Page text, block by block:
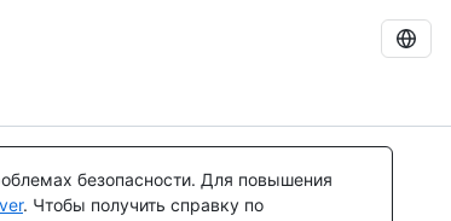
безопасности. Для повышения
. Чтобы получить справку по